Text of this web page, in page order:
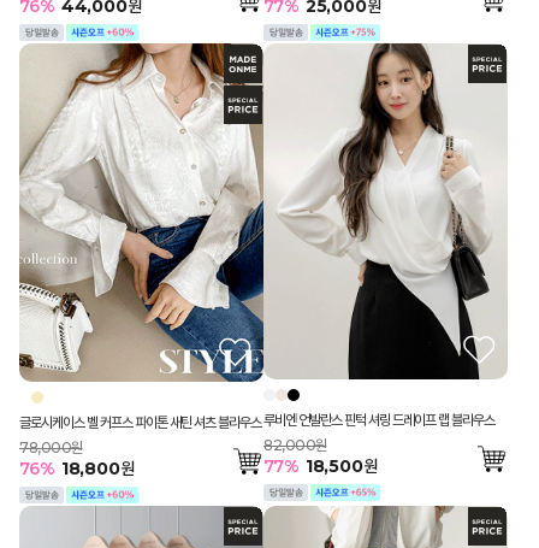
76% 44,000원 77% 25,000원
글로시케이스 벨 커프스 파이톤 새틴 셔츠 블라우스
78,000원
76% 18,800원
루비엔 언발란스 핀턱 셔링 드레이프 랩 블라우스
82,000원
77% 18,500원